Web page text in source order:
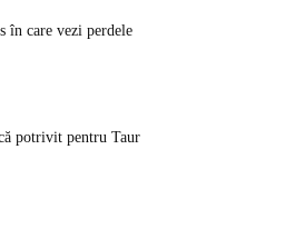
în care vezi perdele
potrivit pentru Taur